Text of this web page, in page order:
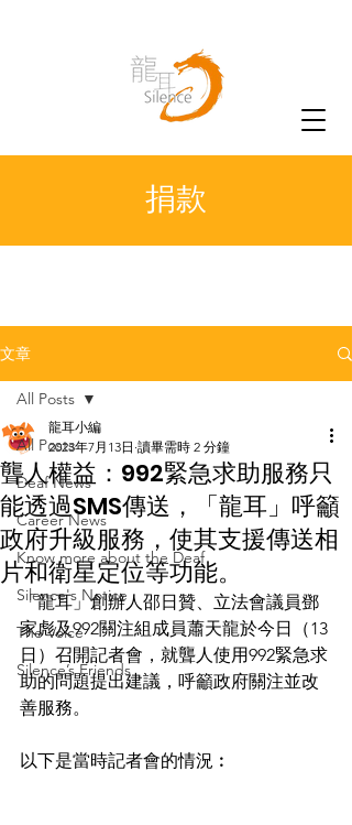
捐款
文章
All Posts
Deaf News
Career News
Know more about the Deaf
Silence's Notice
The Voice
Silence’s Friends
All Posts
聾人權益：992緊急求助服務只
能透過SMS傳送，「龍耳」呼籲
政府升級服務，使其支援傳送相
片和衛星定位等功能。
龍耳小編
2023年7月13日 讀畢需時 2 分鐘
「龍耳」創辦人邵日贊、立法會議員鄧
家彪及992關注組成員蕭天龍於今日（13
日）召開記者會，就聾人使用992緊急求
助的問題提出建議，呼籲政府關注並改
善服務。
以下是當時記者會的情況︰